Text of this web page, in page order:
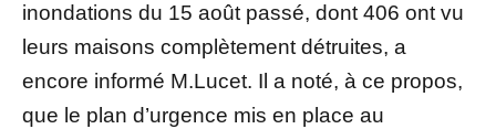
inondations du 15 août passé, dont 406 ont vu
leurs maisons complètement détruites, a
encore informé M.Lucet. Il a noté, à ce propos,
que le plan d’urgence mis en place au